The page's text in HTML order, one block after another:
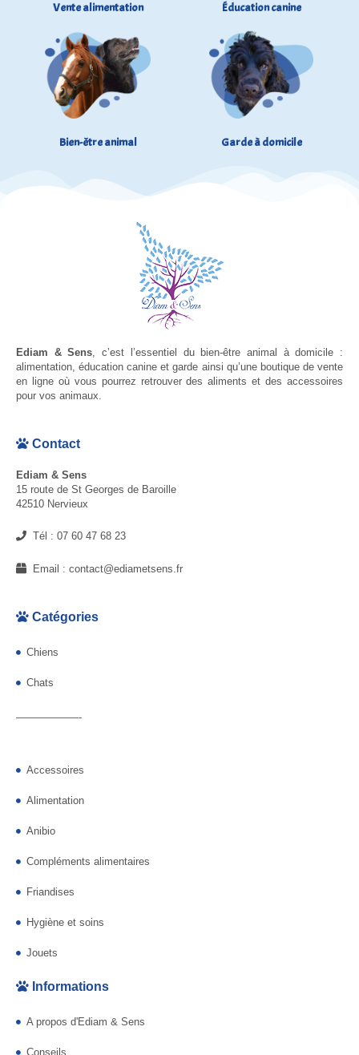
Vente alimentation Éducation canine
Bien-être animal Garde à domicile
Ediam & Sens , c’est l’essentiel du bien-être animal à domicile :
alimentation, éducation canine et garde ainsi qu’une boutique de vente
en ligne où vous pourrez retrouver des aliments et des accessoires
pour vos animaux.
Contact
Ediam & Sens
15 route de St Georges de Baroille
42510 Nervieux
Tél : 07 60 47 68 23
Email : contact@ediametsens.fr
Catégories
Chiens
Chats
——————-
Accessoires
Alimentation
Anibio
Compléments alimentaires
Friandises
Hygiène et soins
Jouets
Informations
A propos d'Ediam & Sens
Conseils